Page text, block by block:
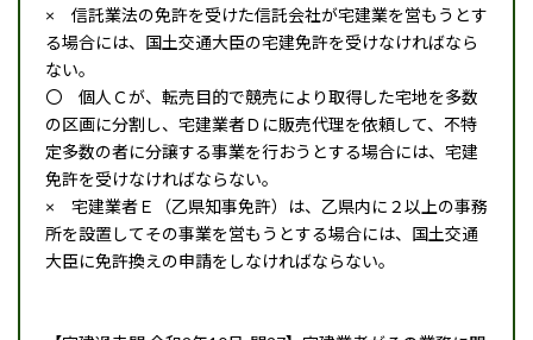
× 信託業法の免許を受けた信託会社が宅建業を営もうとす
る場合には、国土交通大臣の宅建免許を受けなければなら
ない。
〇 個人Ｃが、転売目的で競売により取得した宅地を多数
の区画に分割し、宅建業者Ｄに販売代理を依頼して、不特
定多数の者に分譲する事業を行おうとする場合には、宅建
免許を受けなければならない。
× 宅建業者Ｅ（乙県知事免許）は、乙県内に２以上の事務
所を設置してその事業を営もうとする場合には、国土交通
大臣に免許換えの申請をしなければならない。